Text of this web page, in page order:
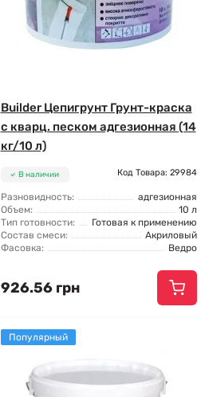
Builder Цепигрунт Грунт-краска
с кварц. песком адгезионная (14
кг/10 л)
В наличии Код Товара: 29984
Разновидность:
адгезионная
Объем:
10 л
Тип готовности:
Готовая к применению
Состав смеси:
Акриловый
Фасовка:
Ведро
926.56 грн
Популярный